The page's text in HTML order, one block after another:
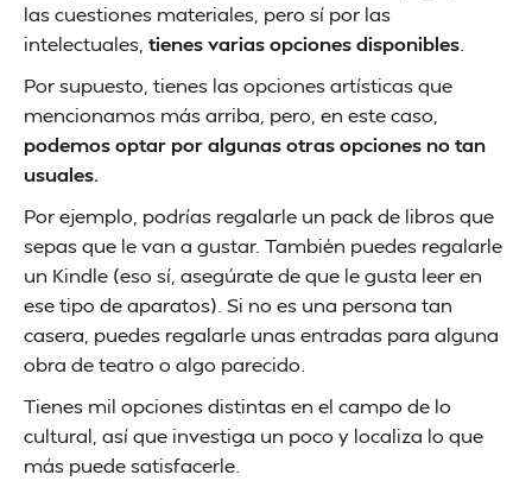
las cuestiones materiales, pero sí por las
intelectuales, tienes varias opciones disponibles
Por supuesto, tienes las opciones artísticas que
mencionamos más arriba, pero, en este caso,
podemos optar por algunas otras opciones no tan
usuales.
Por ejemplo, podrías regalarle un pack de libros que
sepas que le van a gustar. También puedes regalarle
un Kindle (eso sí, asegúrate de que le gusta leer en
ese tipo de aparatos). Si no es una persona tan
casera, puedes regalarle unas entradas para alguna
obra de teatro o algo parecido.
Tienes mil opciones distintas en el campo de lo
cultural, así que investiga un poco y localiza lo que
más puede satisfacerle.